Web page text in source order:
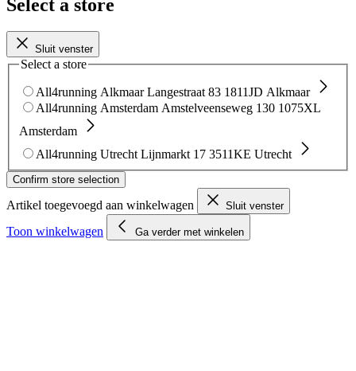
Select a store
Sluit venster
Select a store
All4running Alkmaar Langestraat 83 1811JD Alkmaar
All4running Amsterdam Amstelveenseweg 130 1075XL
Amsterdam
All4running Utrecht Lijnmarkt 17 3511KE Utrecht
Confirm store selection
Artikel toegevoegd aan winkelwagen Sluit venster
Toon winkelwagen Ga verder met winkelen